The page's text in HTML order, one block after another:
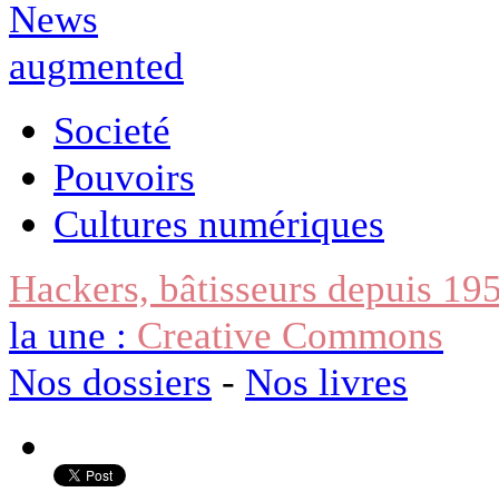
Societé
Pouvoirs
Cultures numériques
Hackers, bâtisseurs depuis
la une : Creative Commons
Nos dossiers - Nos livres